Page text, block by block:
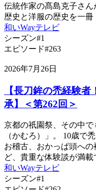
伝統作家の髙島克子さ
歴史と洋服の歴史を一冊
和いWayテレビ
シーズン#1
エピソード#263
2026年7月26日
【長刀鉾の禿経験
承】＜第262回＞
京都の祇園祭、その中
（かむろ）」。 10歳で
お稽古、おかっぱ頭へ
ど、貴重な体験談が満載
和いWayテレビ
シーズン#1